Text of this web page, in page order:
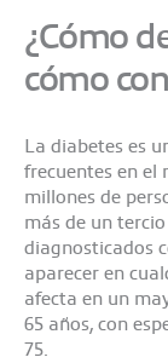
¿Cómo
cómo
La diabetes es
frecuentes en el
millones de
más de un
diagnosticados
aparecer en
afecta en un
65 años, con
75.